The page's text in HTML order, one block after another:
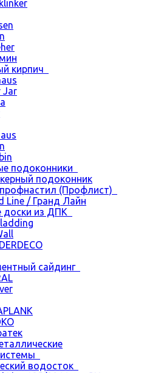
кирпич
Jar
подоконники
подоконник
(Профлист)
Line / Гранд Лайн
из ДПК
сайдинг
водосток